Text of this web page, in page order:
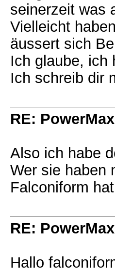
seinerzeit was
Vielleicht
äussert sich
Ich glaube, ich
Ich schreib dir
RE:
Also ich habe
Wer sie haben
Falconiform
RE:
Hallo